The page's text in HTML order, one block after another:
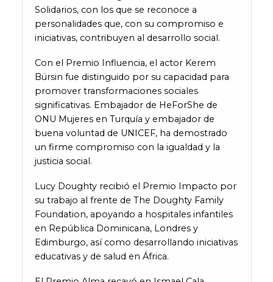
Solidarios, con los que se reconoce a
personalidades que, con su compromiso e
iniciativas, contribuyen al desarrollo social.
Con el Premio Influencia, el actor Kerem
Bürsin fue distinguido por su capacidad para
promover transformaciones sociales
significativas. Embajador de HeForShe de
ONU Mujeres en Turquía y embajador de
buena voluntad de UNICEF, ha demostrado
un firme compromiso con la igualdad y la
justicia social.
Lucy Doughty recibió el Premio Impacto por
su trabajo al frente de The Doughty Family
Foundation, apoyando a hospitales infantiles
en República Dominicana, Londres y
Edimburgo, así como desarrollando iniciativas
educativas y de salud en África.